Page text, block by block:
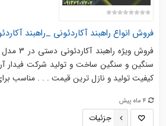
فروش انواع راهبند آکاردئونی _راهبند
فروش ویژه
سنگین و سنگین ساخت و تولید شرکت فیدار
کیفیت تولید و نازل ترین قیمت . . . مناسب
4 ماه پیش
جزئیات